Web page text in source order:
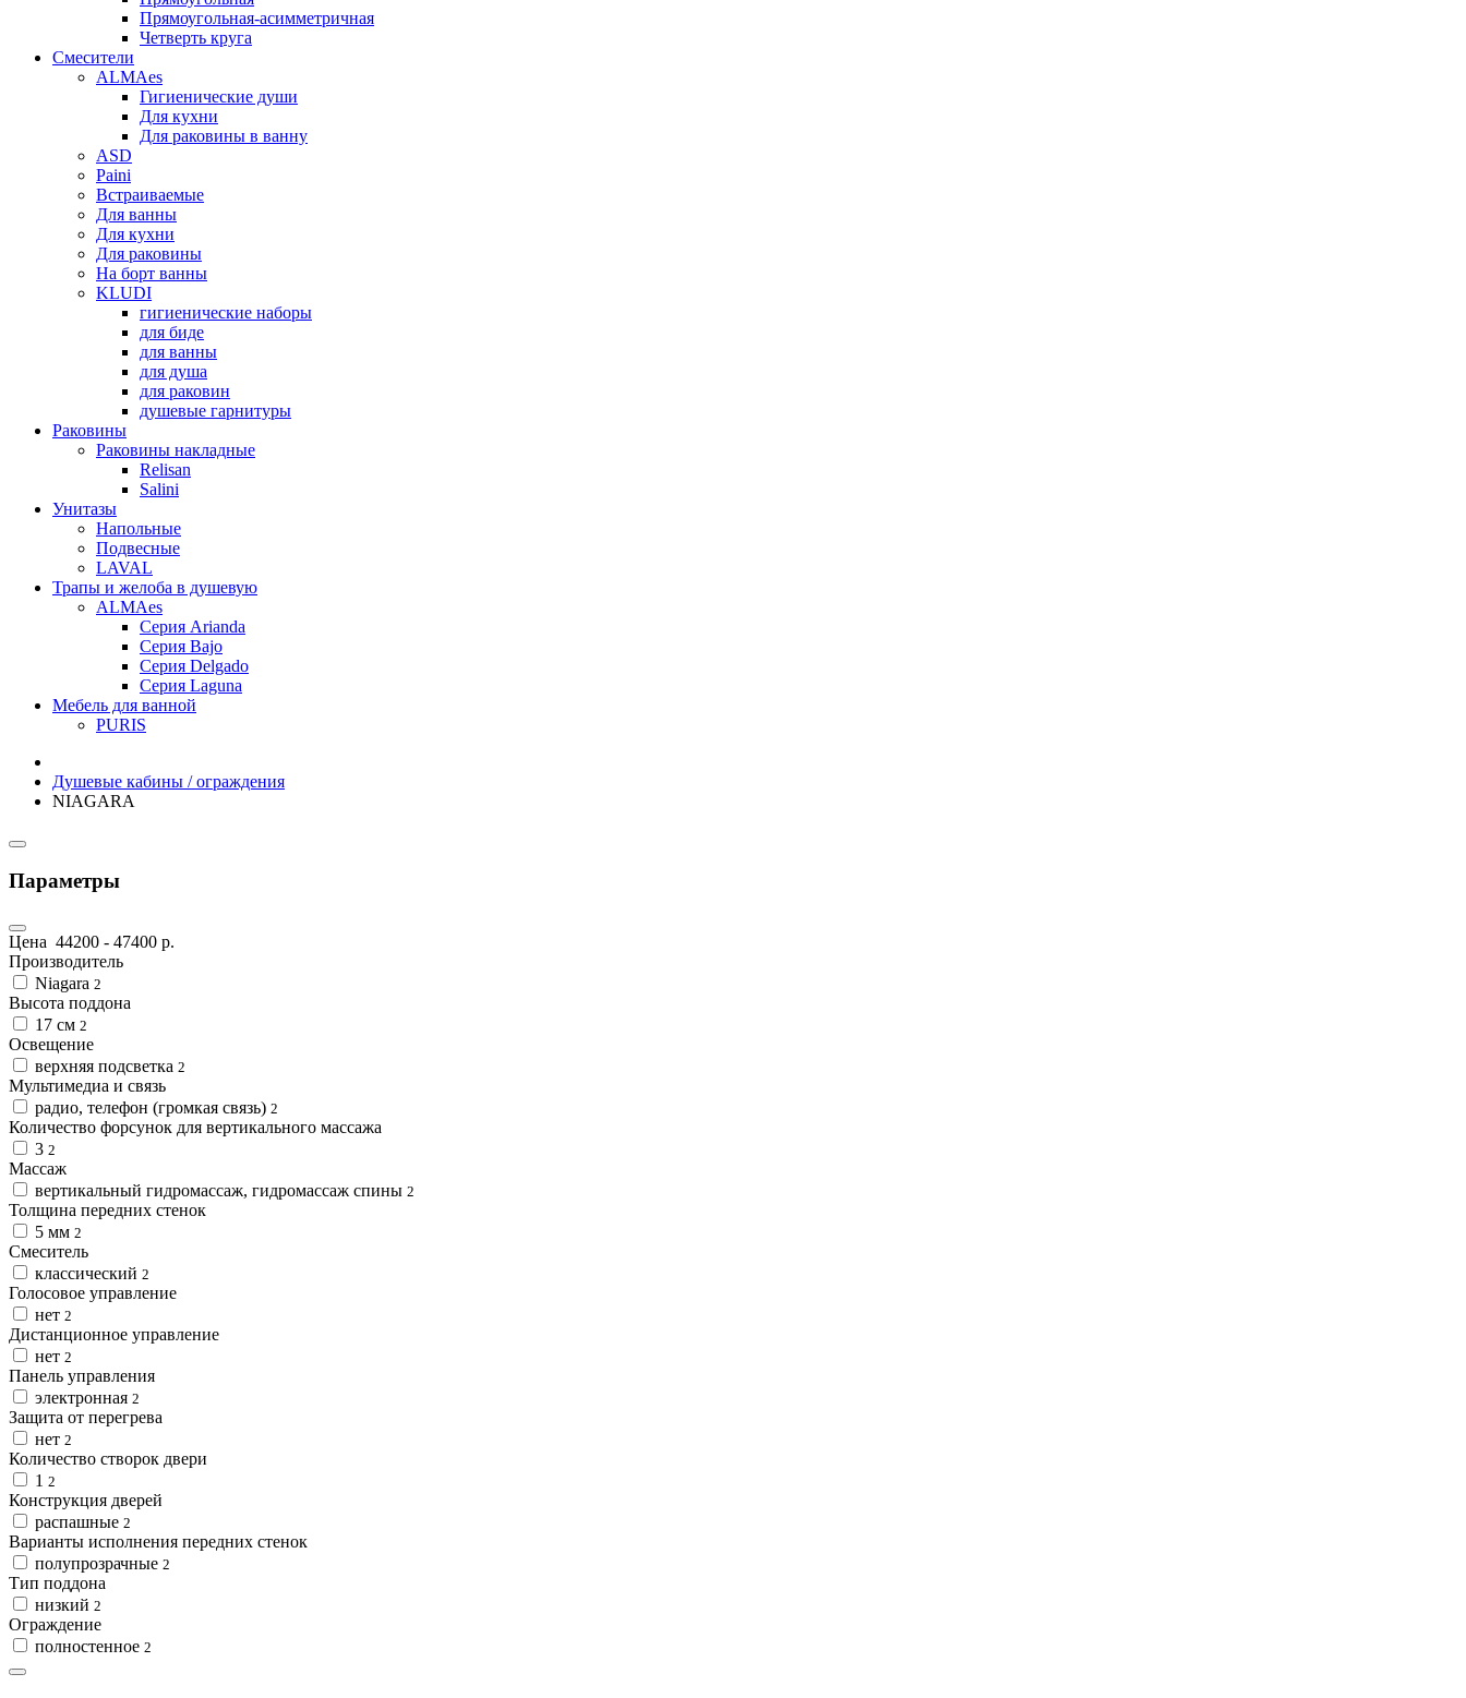
Прямоугольная-асимметричная
Четверть круга
Смесители
ALMAes
Гигиенические души
Для кухни
Для раковины в ванну
ASD
Paini
Встраиваемые
Для ванны
Для кухни
Для раковины
На борт ванны
KLUDI
гигиенические наборы
для биде
для ванны
для душа
для раковин
душевые гарнитуры
Раковины
Раковины накладные
Relisan
Salini
Унитазы
Напольные
Подвесные
LAVAL
Трапы и желоба в душевую
ALMAes
Серия Arianda
Серия Bajo
Серия Delgado
Серия Laguna
Мебель для ванной
PURIS
Душевые кабины / ограждения
NIAGARA
Параметры
Цена 44200 - 47400 р.
Производитель
Niagara 2
Высота поддона
17 cм 2
Освещение
верхняя подсветка 2
Мультимедиа и связь
радио, телефон (громкая связь) 2
Количество форсунок для вертикального массажа
3 2
Массаж
вертикальный гидромассаж, гидромассаж спины 2
Толщина передних стенок
5 мм 2
Смеситель
классический 2
Голосовое управление
нет 2
Дистанционное управление
нет 2
Панель управления
электронная 2
Защита от перегрева
нет 2
Количество створок двери
1 2
Конструкция дверей
распашные 2
Варианты исполнения передних стенок
полупрозрачные 2
Тип поддона
низкий 2
Ограждение
полностенное 2